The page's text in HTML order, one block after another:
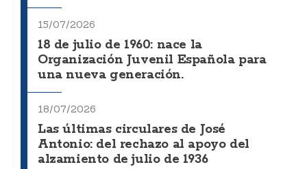
15/07/2026
18 de julio de 1960: nace la
Organización Juvenil Española para
una nueva generación.
18/07/2026
Las últimas circulares de José
Antonio: del rechazo al apoyo del
alzamiento de julio de 1936